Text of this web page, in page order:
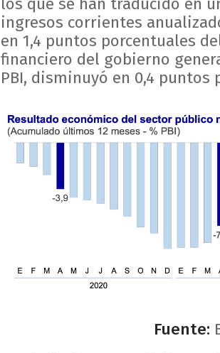
ingresos corrientes
en 1,4 puntos porcentuales
financiero del gobierno
PBI, disminuyó en 0,4 puntos
Fuente: